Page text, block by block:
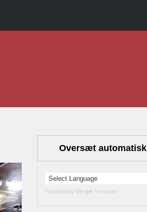
Oversæt automatisk
Powered by Translate